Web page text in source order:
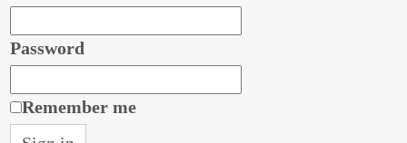
Password
Remember me